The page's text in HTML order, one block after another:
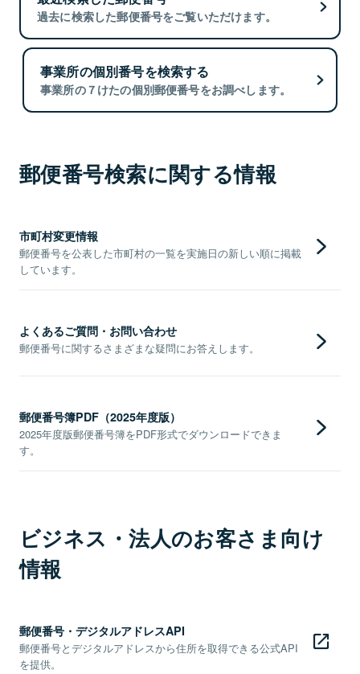
過去に検索した郵便番号をご覧いただけます。
事業所の個別番号を検索する
事業所の７けたの個別郵便番号をお調べします。
郵便番号検索に関する情報
市町村変更情報
郵便番号を公表した市町村の一覧を実施日の新しい順に掲載
しています。
よくあるご質問・お問い合わせ
郵便番号に関するさまざまな疑問にお答えします。
郵便番号簿PDF（2025年度版）
2025年度版郵便番号簿をPDF形式でダウンロードできま
す。
ビジネス・法人のお客さま向け
情報
郵便番号・デジタルアドレスAPI
郵便番号とデジタルアドレスから住所を取得できる公式API
を提供。